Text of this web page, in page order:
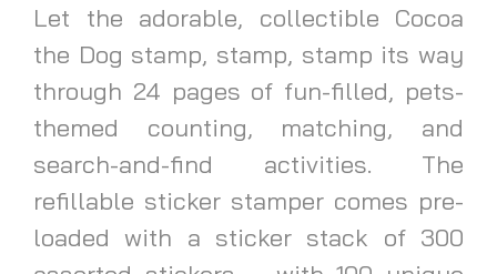
Let the adorable, collectible Cocoa
the Dog stamp, stamp, stamp its way
through 24 pages of fun-filled, pets-
themed counting, matching, and
search-and-find activities. The
refillable sticker stamper comes pre-
loaded with a sticker stack of 300